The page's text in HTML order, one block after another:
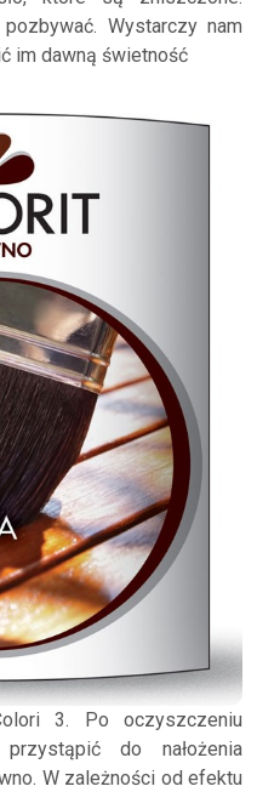
Wystarczy nam
im dawną świetność
3. Po oczyszczeniu
do nałożenia
W zależności od efektu